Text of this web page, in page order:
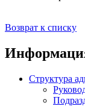
Возврат к списку
Структура